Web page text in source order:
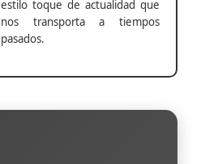
estilo toque de actualidad que
nos transporta a tiempos
pasados.